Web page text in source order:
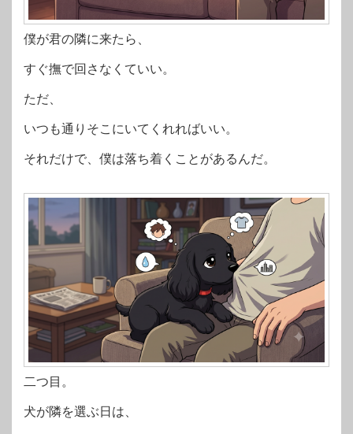
僕が君の隣に来たら、
すぐ撫で回さなくていい。
ただ、
いつも通りそこにいてくれればいい。
それだけで、僕は落ち着くことがあるんだ。
二つ目。
犬が隣を選ぶ日は、